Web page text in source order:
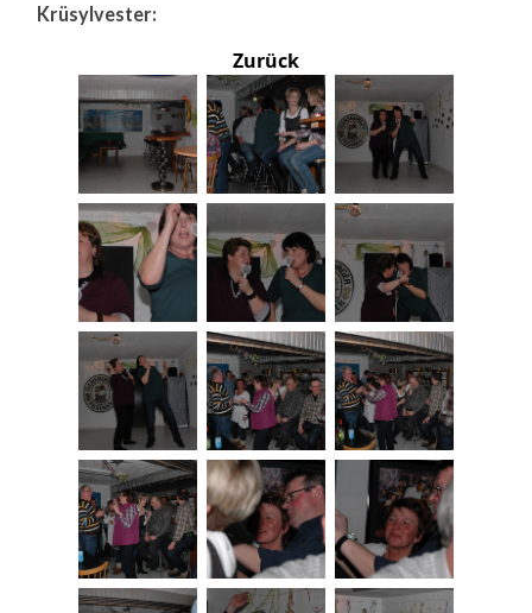
Krüsylvester:
Zurück